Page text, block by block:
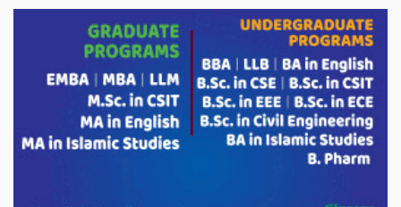
সাকিব।
দেশীয় পাঁচ প্রজাতির ছোট মাছে উদ্বেগজনক
মাত্রায় মাইক্রোপ্লাস্টিকের উপস্থিতি শনাক্ত ।
সরকারকে ব্যর্থ করতে দেশের বিরুদ্ধে একটি
দল চক্রান্ত চালিয়ে যাচ্ছে : রিজভী